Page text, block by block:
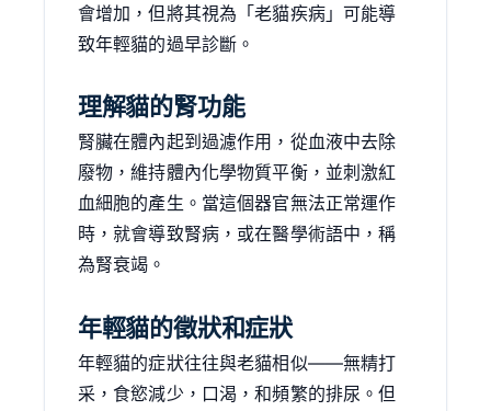
會增加，但將其視為「老貓疾病」可能導
致年輕貓的過早診斷。
理解貓的腎功能
腎臟在體內起到過濾作用，從血液中去除
廢物，維持體內化學物質平衡，並刺激紅
血細胞的產生。當這個器官無法正常運作
時，就會導致腎病，或在醫學術語中，稱
為腎衰竭。
年輕貓的徵狀和症狀
年輕貓的症狀往往與老貓相似——無精打
采，食慾減少，口渴，和頻繁的排尿。但